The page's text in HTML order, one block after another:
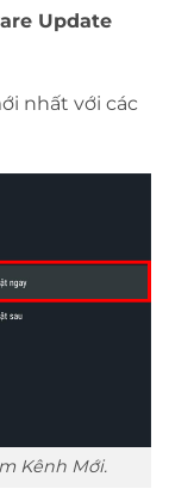
Update
nhất với các
Kênh Mới.